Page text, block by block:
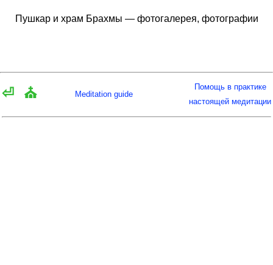
Пушкар и храм Брахмы — фотогалерея, фотографии
⏎ ⛪ Meditation guide
Помощь в практике
настоящей медитации